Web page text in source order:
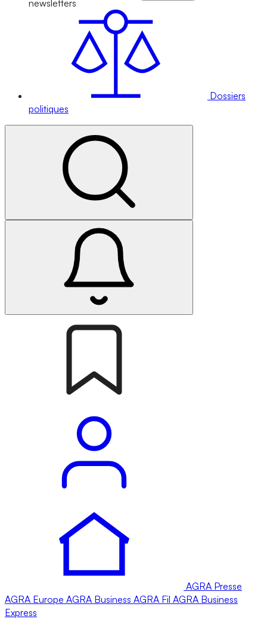
newsletters
Dossiers
politiques
AGRA Presse
AGRA Europe AGRA Business AGRA Fil AGRA Business
Express